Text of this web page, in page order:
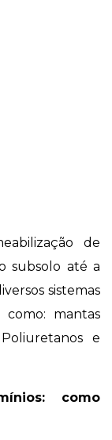
de
subsolo até a
sistemas
mantas
Poliuretanos e
como